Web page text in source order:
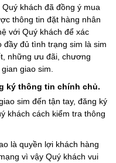
khách đã đồng ý mua
thông tin đặt hàng nhân
với Quý khách để xác
đầy đủ tình trạng sim là sim
những ưu đãi, chương
giao sim.
ký thông tin chính chủ.
sim đến tận tay, đăng ký
khách cách kiểm tra thông
là quyền lợi khách hàng
vì vậy Quý khách vui